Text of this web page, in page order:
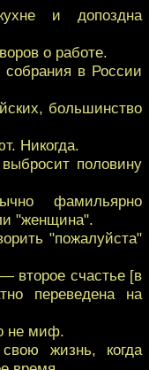
и допоздна
о работе.
в России
большинство
Никогда.
половину
фамильярно
"женщина".
"пожалуйста"
второе счастье [в
переведена на
не миф.
жизнь, когда